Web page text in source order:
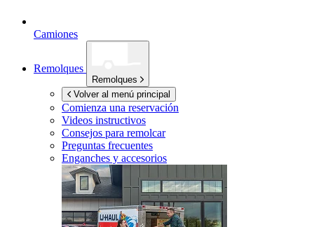
Camiones
Remolques
Remolques
Volver al menú principal
Comienza una reservación
Videos instructivos
Consejos para remolcar
Preguntas frecuentes
Enganches y accesorios